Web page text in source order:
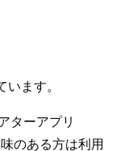
います。
ターアプリ
のある方は利用